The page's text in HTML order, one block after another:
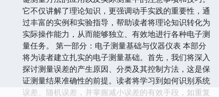
它不仅讲解了理论知识，更强调动手实践的重要性，通
过丰富的实例和实验指导，帮助读者将理论知识转化为
实际操作能力，从而能够独立、有效地进行各种电子测
量任务。 第一部分：电子测量基础与仪器仪表 本部分
将为读者建立扎实的电子测量基础。首先，我们将深入
探讨测量误差的产生原因、分类及其控制方法，这是保
证测量结果准确性的前提。读者将学习到如何识别系统
误差、随机误差，并掌握减小误差的有效手段，如重复